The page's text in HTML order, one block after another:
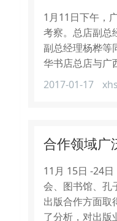
1月11日下午，
考察。总店副总
副总经理杨桦等
华书店总店与广
2017-01-17
合作领域广
11月 15日 -24
会、图书馆、孔
出版合作方面取
了分析，对出版